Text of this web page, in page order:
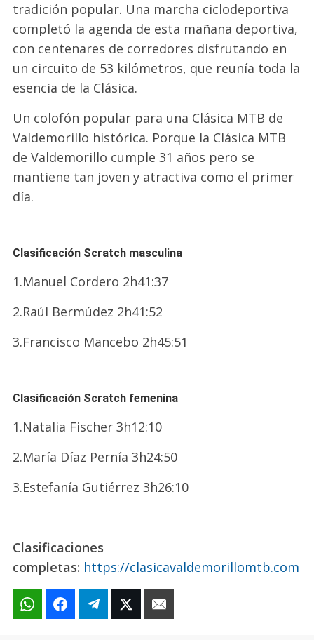
tradición popular. Una marcha ciclodeportiva
completó la agenda de esta mañana deportiva,
con centenares de corredores disfrutando en
un circuito de 53 kilómetros, que reunía toda la
esencia de la Clásica.
Un colofón popular para una Clásica MTB de
Valdemorillo histórica. Porque la Clásica MTB
de Valdemorillo cumple 31 años pero se
mantiene tan joven y atractiva como el primer
día.
Clasificación Scratch masculina
1.Manuel Cordero 2h41:37
2.Raúl Bermúdez 2h41:52
3.Francisco Mancebo 2h45:51
Clasificación Scratch femenina
1.Natalia Fischer 3h12:10
2.María Díaz Pernía 3h24:50
3.Estefanía Gutiérrez 3h26:10
Clasificaciones
completas: https://clasicavaldemorillomtb.com